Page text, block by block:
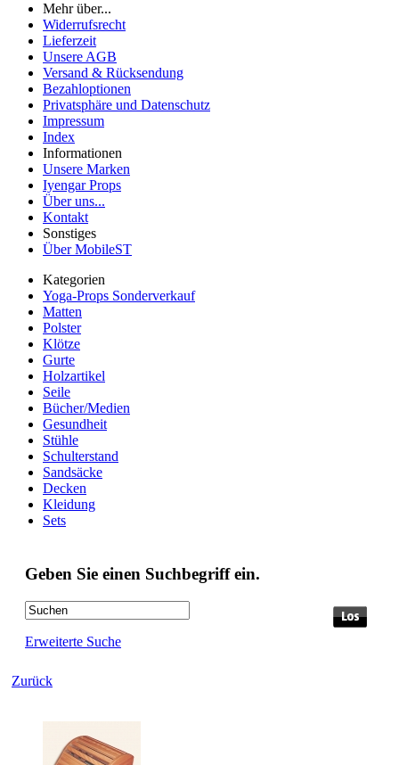
Mehr über...
Widerrufsrecht
Lieferzeit
Unsere AGB
Versand & Rücksendung
Bezahloptionen
Privatsphäre und Datenschutz
Impressum
Index
Informationen
Unsere Marken
Iyengar Props
Über uns...
Kontakt
Sonstiges
Über MobileST
Kategorien
Yoga-Props Sonderverkauf
Matten
Polster
Klötze
Gurte
Holzartikel
Seile
Bücher/Medien
Gesundheit
Stühle
Schulterstand
Sandsäcke
Decken
Kleidung
Sets
Geben Sie einen Suchbegriff ein.
Erweiterte Suche
Zurück